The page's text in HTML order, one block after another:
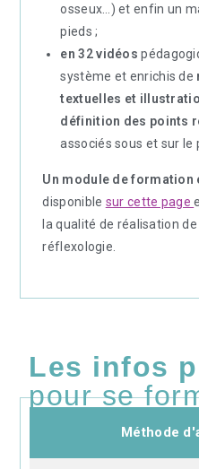
osseux…) et enfin un
pieds ;
en 32 vidéos
système et enrichis de
textuelles et
définition des points
associés sous et sur le
Un module de
disponible sur cette page
la qualité de réalisation
réflexologie.
Les infos
pour se
Méthode